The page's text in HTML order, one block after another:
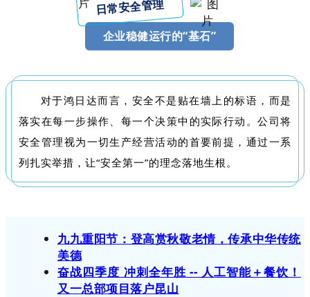
日常安全管理
企业稳健运行的“基石”
对于鸿日达而言，安全不是贴在墙上的标语，而是
落实在每一步操作、每一个决策中的实际行动。公司将
安全管理视为一切生产经营活动的首要前提，通过一系
列扎实举措，让“安全第一”的理念落地生根。
九九重阳节：登高赏秋敬老情，传承中华传统
美德
奋战四季度 冲刺全年胜 -- 人工智能＋餐饮！
又一总部项目落户昆山